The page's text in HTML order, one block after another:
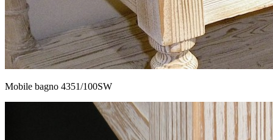
Mobile bagno 4351/100SW